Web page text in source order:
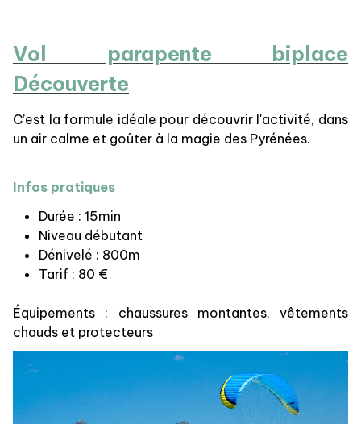
Vol parapente biplace
Découverte
C’est la formule idéale pour découvrir l'activité, dans
un air calme et goûter à la magie des Pyrénées.
Infos pratiques
Durée : 15min
Niveau débutant
Dénivelé : 800m
Tarif : 80 €
Équipements : chaussures montantes, vêtements
chauds et protecteurs